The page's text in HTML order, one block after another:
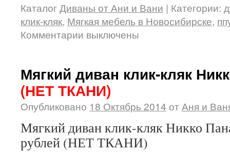
КаталогДиваны от Ани и Вани | Категории:
клик-кляк, Мягкая мебель в Новосибирске,
Комментарии выключены
Мягкий диван клик-кляк
(НЕТ ТКАНИ)
Опубликовано 18 Октябрь 2014 отАня и
Мягкий диван клик-кляк Никко
рублей (НЕТ ТКАНИ)